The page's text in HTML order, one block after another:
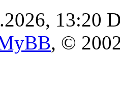
13:20
, ©